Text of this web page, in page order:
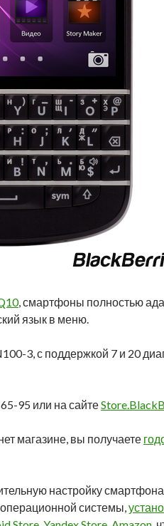
, смартфоны полностью
язык в меню.
3, с поддержкой 7 и 20
95 или на сайте
магазине, вы получаете
настройку
системы,